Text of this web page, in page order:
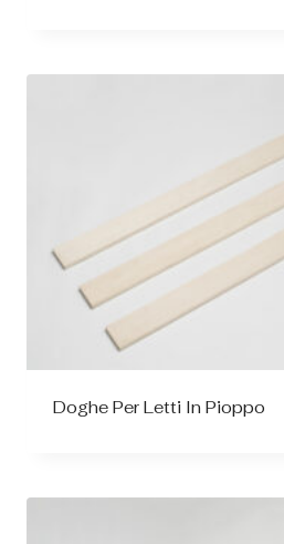
Doghe Per Letti In Pioppo